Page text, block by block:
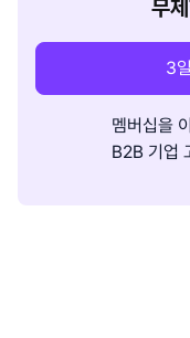
무
3
멤버십을
B2B 기업